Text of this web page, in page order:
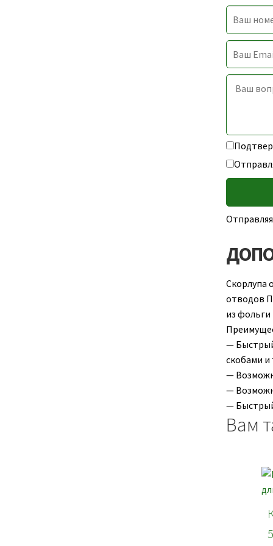
Скорлупа
отводов
из
—
скобами и
—
—
—
Вам